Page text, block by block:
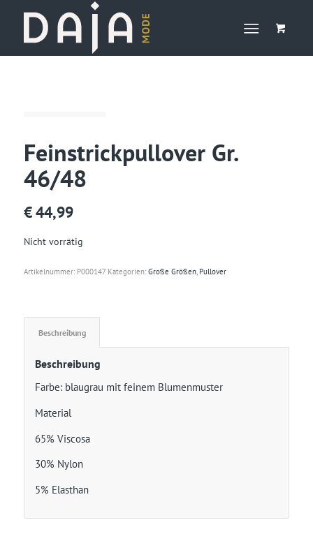
Feinstrickpullover Gr.
46/48
€44,99
Nicht vorrätig
Artikelnummer: P000147 Kategorien: Große Größen, Pullover
Beschreibung
Beschreibung
Farbe: blaugrau mit feinem Blumenmuster
Material
65% Viscosa
30% Nylon
5% Elasthan